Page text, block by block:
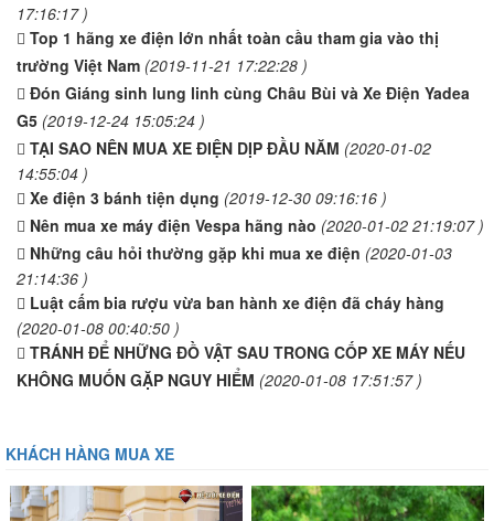
17:16:17 )
Top 1 hãng xe điện lớn nhất toàn cầu tham gia vào thị
trường Việt Nam (2019-11-21 17:22:28 )
Đón Giáng sinh lung linh cùng Châu Bùi và Xe Điện Yadea
G5 (2019-12-24 15:05:24 )
TẠI SAO NÊN MUA XE ĐIỆN DỊP ĐẦU NĂM (2020-01-02
14:55:04 )
Xe điện 3 bánh tiện dụng (2019-12-30 09:16:16 )
Nên mua xe máy điện Vespa hãng nào (2020-01-02 21:19:07 )
Những câu hỏi thường gặp khi mua xe điện (2020-01-03
21:14:36 )
Luật cấm bia rượu vừa ban hành xe điện đã cháy hàng
(2020-01-08 00:40:50 )
TRÁNH ĐỂ NHỮNG ĐỒ VẬT SAU TRONG CỐP XE MÁY NẾU
KHÔNG MUỐN GẶP NGUY HIỂM (2020-01-08 17:51:57 )
KHÁCH HÀNG MUA XE